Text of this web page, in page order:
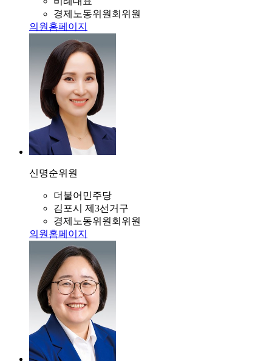
경제노동위원회위원
의원홈페이지
신명순위원
더불어민주당
김포시 제3선거구
경제노동위원회위원
의원홈페이지